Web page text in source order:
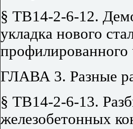
§ ТВ14-2-6-12.
укладка нового
профилированного
ГЛАВА 3. Разные
§ ТВ14-2-6-13.
железобетонных